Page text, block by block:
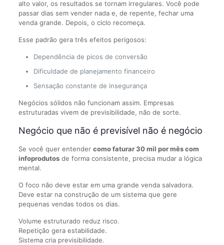
alto valor, os resultados se tornam irregulares. Você pode
passar dias sem vender nada e, de repente, fechar uma
venda grande. Depois, o ciclo recomeça.
Esse padrão gera três efeitos perigosos:
Dependência de picos de conversão
Dificuldade de planejamento financeiro
Sensação constante de insegurança
Negócios sólidos não funcionam assim. Empresas
estruturadas vivem de previsibilidade, não de sorte.
Negócio que não é previsível não é negócio
Se você quer entender como faturar 30 mil por mês com
infoprodutosde forma consistente, precisa mudar a lógica
mental.
O foco não deve estar em uma grande venda salvadora.
Deve estar na construção de um sistema que gere
pequenas vendas todos os dias.
Volume estruturado reduz risco.
Repetição gera estabilidade.
Sistema cria previsibilidade.